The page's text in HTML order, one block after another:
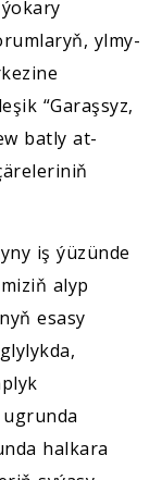
ylmy-
“Garaşsyz,
batly at-
iş ýüzünde
alyp
esasy
halkara